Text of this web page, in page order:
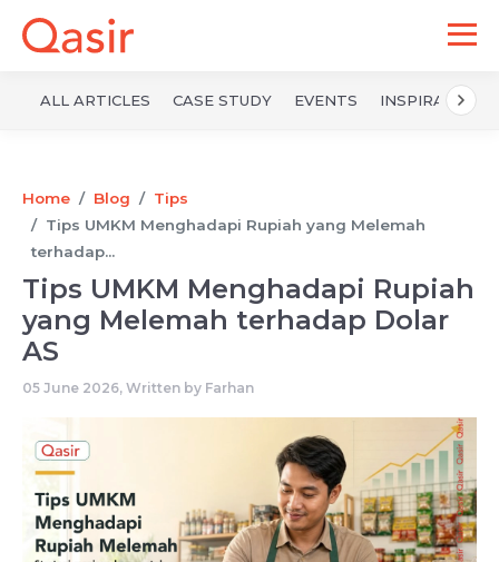
ALL ARTICLES CASE STUDY EVENTS INSPIRATION
Home Blog
Tips
Tips UMKM Menghadapi Rupiah yang Melemah
terhadap...
Tips UMKM Menghadapi Rupiah
yang Melemah terhadap Dolar
AS
05 June 2026, Written by Farhan